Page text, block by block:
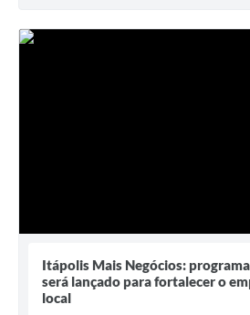
Itápolis Mais Negócios: programa
será lançado para fortalecer o
local